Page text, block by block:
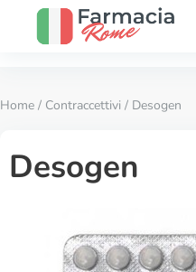
Home / Contraccettivi / Desogen
Desogen